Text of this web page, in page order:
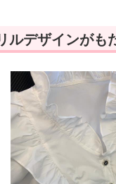
ルデザインがも